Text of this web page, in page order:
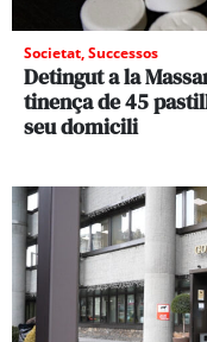
Societat,Successos
Detingut a la
tinença de 45
seu domicili